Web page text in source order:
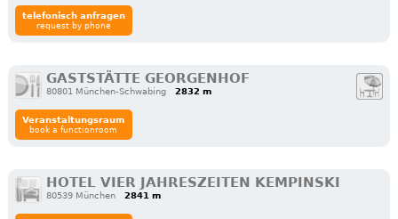
telefonisch anfragen
request by phone
GASTSTÄTTE GEORGENHOF
80801 München-Schwabing 2832 m
Veranstaltungsraum
book a functionroom
HOTEL VIER JAHRESZEITEN KEMPINSKI
80539 München 2841 m